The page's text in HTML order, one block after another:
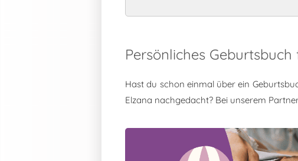
Persönliches
Hast du schon einmal über ein
Elzana nachgedacht? Bei unserem